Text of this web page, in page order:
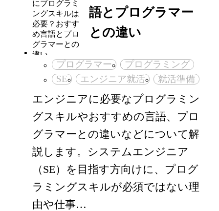
語とプログラマー
との違い
プログラマー
プログラミング
SE
エンジニア就活 就活準備
エンジニアに必要なプログラミン
グスキルやおすすめの言語、プロ
グラマーとの違いなどについて解
説します。システムエンジニア
（SE）を目指す方向けに、プログ
ラミングスキルが必須ではない理
由や仕事…